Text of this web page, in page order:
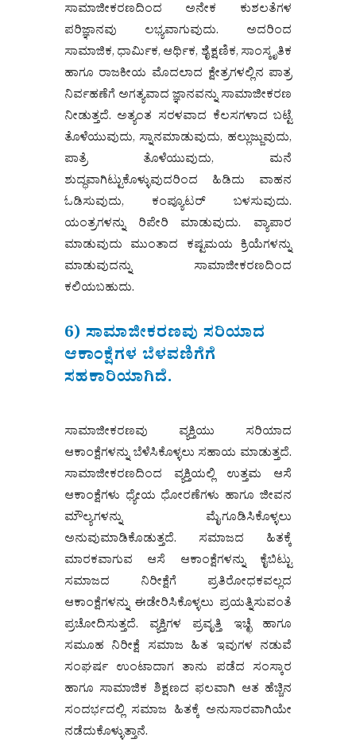
ಸಾಮಾಜೀಕರಣದಿಂದ ಅನೇಕ ಕುಶಲತೆಗಳ
ಪರಿಜ್ಞಾನವು ಲಭ್ಯವಾಗುವುದು. ಅದರಿಂದ
ಸಾಮಾಜಿಕ, ಧಾರ್ಮಿಕ, ಆರ್ಥಿಕ, ಶೈಕ್ಷಣಿಕ, ಸಾಂಸ್ಕೃತಿಕ
ಹಾಗೂ ರಾಜಕೀಯ ಮೊದಲಾದ ಕ್ಷೇತ್ರಗಳಲ್ಲಿನ ಪಾತ್ರ
ನಿರ್ವಹಣೆಗೆ ಅಗತ್ಯವಾದ ಜ್ಞಾನವನ್ನು ಸಾಮಾಜೀಕರಣ
ನೀಡುತ್ತದೆ. ಅತ್ಯಂತ ಸರಳವಾದ ಕೆಲಸಗಳಾದ ಬಟ್ಟೆ
ತೊಳೆಯುವುದು, ಸ್ನಾನಮಾಡುವುದು, ಹಲ್ಲುಜ್ಜುವುದು,
ಪಾತ್ರೆ ತೊಳೆಯುವುದು, ಮನೆ
ಶುದ್ಧವಾಗಿಟ್ಟುಕೊಳ್ಳುವುದರಿಂದ ಹಿಡಿದು ವಾಹನ
ಓಡಿಸುವುದು, ಕಂಪ್ಯೂಟರ್ ಬಳಸುವುದು.
ಯಂತ್ರಗಳನ್ನು ರಿಪೇರಿ ಮಾಡುವುದು. ವ್ಯಾಪಾರ
ಮಾಡುವುದು ಮುಂತಾದ ಕಷ್ಟಮಯ ಕ್ರಿಯೆಗಳನ್ನು
ಮಾಡುವುದನ್ನು ಸಾಮಾಜೀಕರಣದಿಂದ
ಕಲಿಯಬಹುದು.
6) ಸಾಮಾಜೀಕರಣವು ಸರಿಯಾದ
ಆಕಾಂಕ್ಷೆಗಳ ಬೆಳವಣಿಗೆಗೆ
ಸಹಕಾರಿಯಾಗಿದೆ.
ಸಾಮಾಜೀಕರಣವು ವ್ಯಕ್ತಿಯು ಸರಿಯಾದ
ಆಕಾಂಕ್ಷೆಗಳನ್ನು ಬೆಳೆಸಿಕೊಳ್ಳಲು ಸಹಾಯ ಮಾಡುತ್ತದೆ.
ಸಾಮಾಜೀಕರಣದಿಂದ ವ್ಯಕ್ತಿಯಲ್ಲಿ ಉತ್ತಮ ಆಸೆ
ಆಕಾಂಕ್ಷೆಗಳು ಧ್ಯೇಯ ಧೋರಣೆಗಳು ಹಾಗೂ ಜೀವನ
ಮೌಲ್ಯಗಳನ್ನು ಮೈಗೂಡಿಸಿಕೊಳ್ಳಲು
ಅನುವುಮಾಡಿಕೊಡುತ್ತದೆ. ಸಮಾಜದ ಹಿತಕ್ಕೆ
ಮಾರಕವಾಗುವ ಆಸೆ ಆಕಾಂಕ್ಷೆಗಳನ್ನು ಕೈಬಿಟ್ಟು
ಸಮಾಜದ ನಿರೀಕ್ಷೆಗೆ ಪ್ರತಿರೋಧಕವಲ್ಲದ
ಆಕಾಂಕ್ಷೆಗಳನ್ನು ಈಡೇರಿಸಿಕೊಳ್ಳಲು ಪ್ರಯತ್ನಿಸುವಂತೆ
ಪ್ರಚೋದಿಸುತ್ತದೆ. ವ್ಯಕ್ತಿಗಳ ಪ್ರವೃತ್ತಿ ಇಚ್ಛೆ ಹಾಗೂ
ಸಮೂಹ ನಿರೀಕ್ಷೆ ಸಮಾಜ ಹಿತ ಇವುಗಳ ನಡುವೆ
ಸಂಘರ್ಷ ಉಂಟಾದಾಗ ತಾನು ಪಡೆದ ಸಂಸ್ಕಾರ
ಹಾಗೂ ಸಾಮಾಜಿಕ ಶಿಕ್ಷಣದ ಫಲವಾಗಿ ಆತ ಹೆಚ್ಚಿನ
ಸಂದರ್ಭದಲ್ಲಿ ಸಮಾಜ ಹಿತಕ್ಕೆ ಅನುಸಾರವಾಗಿಯೇ
ನಡೆದುಕೊಳ್ಳುತ್ತಾನೆ.